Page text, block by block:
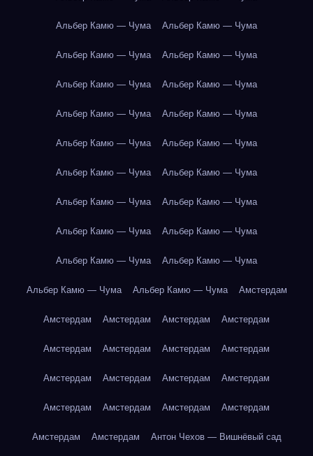
Альбер Камю — Чума Альбер Камю — Чума
Альбер Камю — Чума Альбер Камю — Чума
Альбер Камю — Чума Альбер Камю — Чума
Альбер Камю — Чума Альбер Камю — Чума
Альбер Камю — Чума Альбер Камю — Чума
Альбер Камю — Чума Альбер Камю — Чума
Альбер Камю — Чума Альбер Камю — Чума
Альбер Камю — Чума Альбер Камю — Чума
Альбер Камю — Чума Альбер Камю — Чума
Альбер Камю — Чума Альбер Камю — Чума Амстердам
Амстердам Амстердам Амстердам Амстердам
Амстердам Амстердам Амстердам Амстердам
Амстердам Амстердам Амстердам Амстердам
Амстердам Амстердам Амстердам Амстердам
Амстердам Амстердам Антон Чехов — Вишнёвый сад